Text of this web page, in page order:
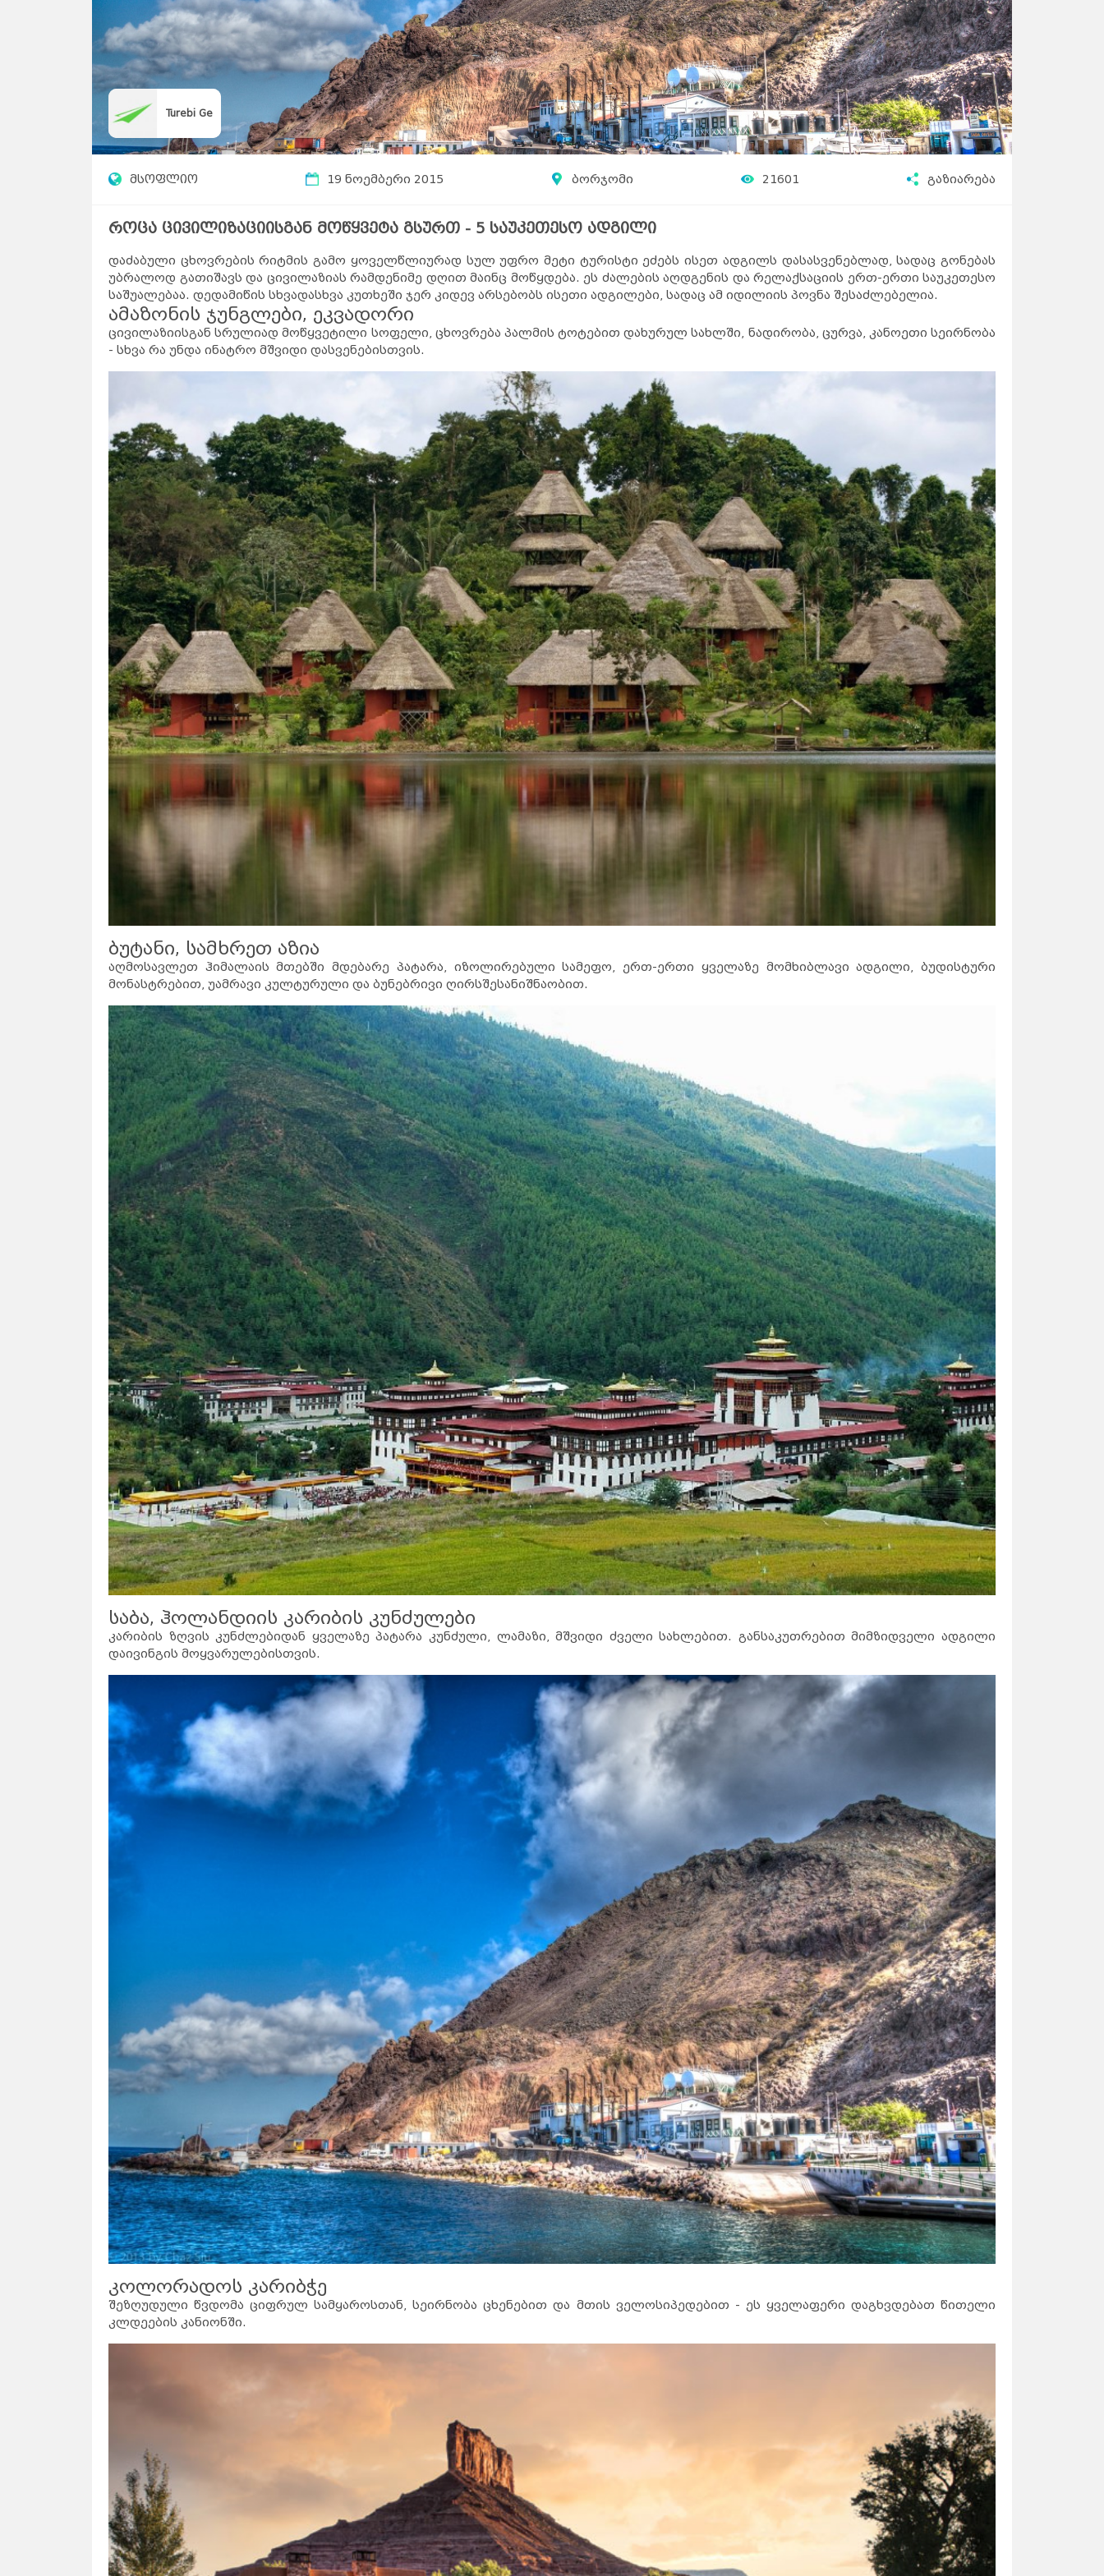
Turebi Ge
მსოფლიო 19 ნოემბერი 2015 ბორჯომი 21601 გაზიარება
როცა ცივილიზაციისგან მოწყვეტა გსურთ - 5 საუკეთესო ადგილი
დაძაბული ცხოვრების რიტმის გამო ყოველწლიურად სულ უფრო მეტი ტურისტი ეძებს ისეთ ადგილს დასასვენებლად, სადაც გონებას
უბრალოდ გათიშავს და ცივილაზიას რამდენიმე დღით მაინც მოწყდება. ეს ძალების აღდგენის და რელაქსაციის ერთ-ერთი საუკეთესო
საშუალებაა. დედამიწის სხვადასხვა კუთხეში ჯერ კიდევ არსებობს ისეთი ადგილები, სადაც ამ იდილიის პოვნა შესაძლებელია.
ამაზონის ჯუნგლები, ეკვადორი
ცივილაზიისგან სრულიად მოწყვეტილი სოფელი, ცხოვრება პალმის ტოტებით დახურულ სახლში, ნადირობა, ცურვა, კანოეთი სეირნობა
- სხვა რა უნდა ინატრო მშვიდი დასვენებისთვის.
ბუტანი, სამხრეთ აზია
აღმოსავლეთ ჰიმალაის მთებში მდებარე პატარა, იზოლირებული სამეფო, ერთ-ერთი ყველაზე მომხიბლავი ადგილი, ბუდისტური
მონასტრებით, უამრავი კულტურული და ბუნებრივი ღირსშესანიშნაობით.
საბა, ჰოლანდიის კარიბის კუნძულები
კარიბის ზღვის კუნძლებიდან ყველაზე პატარა კუნძული, ლამაზი, მშვიდი ძველი სახლებით. განსაკუთრებით მიმზიდველი ადგილი
დაივინგის მოყვარულებისთვის.
კოლორადოს კარიბჭე
შეზღუდული წვდომა ციფრულ სამყაროსთან, სეირნობა ცხენებით და მთის ველოსიპედებით - ეს ყველაფერი დაგხვდებათ წითელი
კლდეების კანიონში.